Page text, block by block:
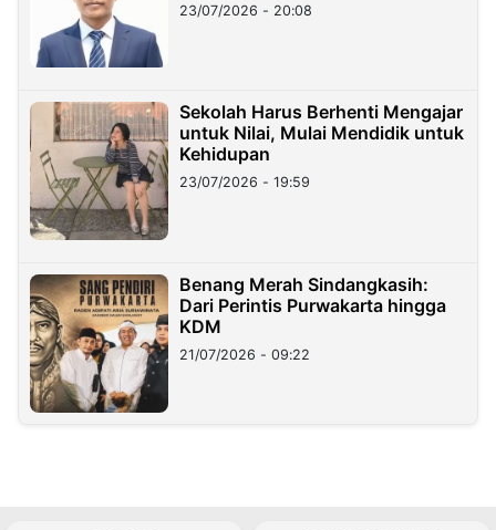
23/07/2026 - 20:08
Sekolah Harus Berhenti Mengajar
untuk Nilai, Mulai Mendidik untuk
Kehidupan
23/07/2026 - 19:59
Benang Merah Sindangkasih:
Dari Perintis Purwakarta hingga
KDM
21/07/2026 - 09:22